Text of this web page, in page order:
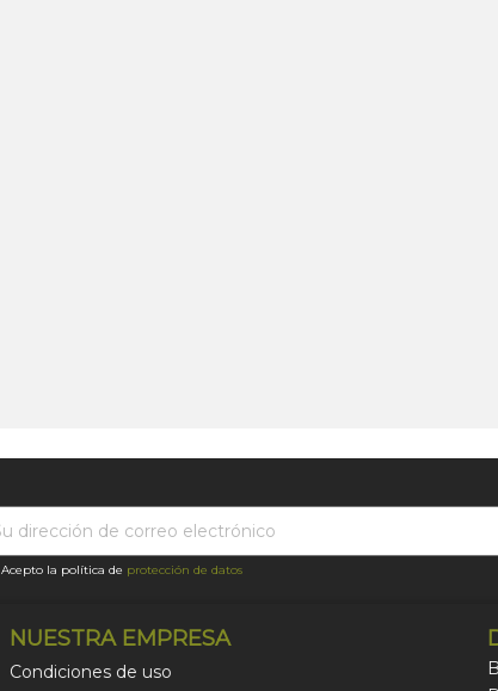
Acepto la política de protección de datos
NUESTRA EMPRESA
Condiciones de uso